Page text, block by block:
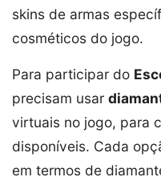
skins de armas
cosméticos do jogo.
Para participar do
precisam usar
virtuais no jogo, para
disponíveis. Cada
em termos de